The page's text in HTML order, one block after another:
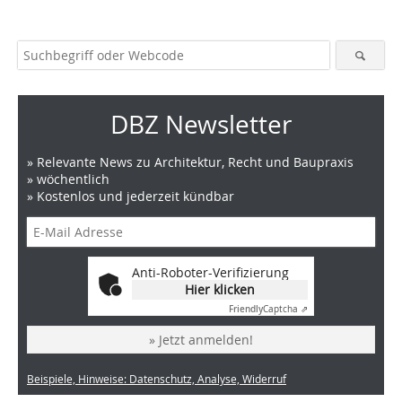
DBZ Newsletter
» Relevante News zu Architektur, Recht und Baupraxis
» wöchentlich
» Kostenlos und jederzeit kündbar
Anti-Roboter-Verifizierung
Hier klicken
FriendlyCaptcha ⇗
» Jetzt anmelden!
Beispiele, Hinweise: Datenschutz, Analyse, Widerruf